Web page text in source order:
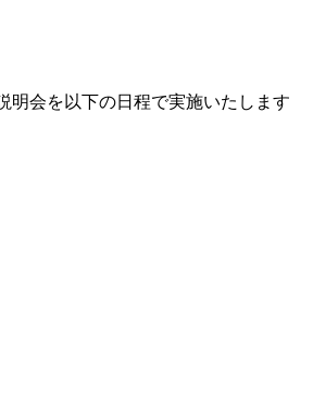
明会を以下の日程で実施いたします